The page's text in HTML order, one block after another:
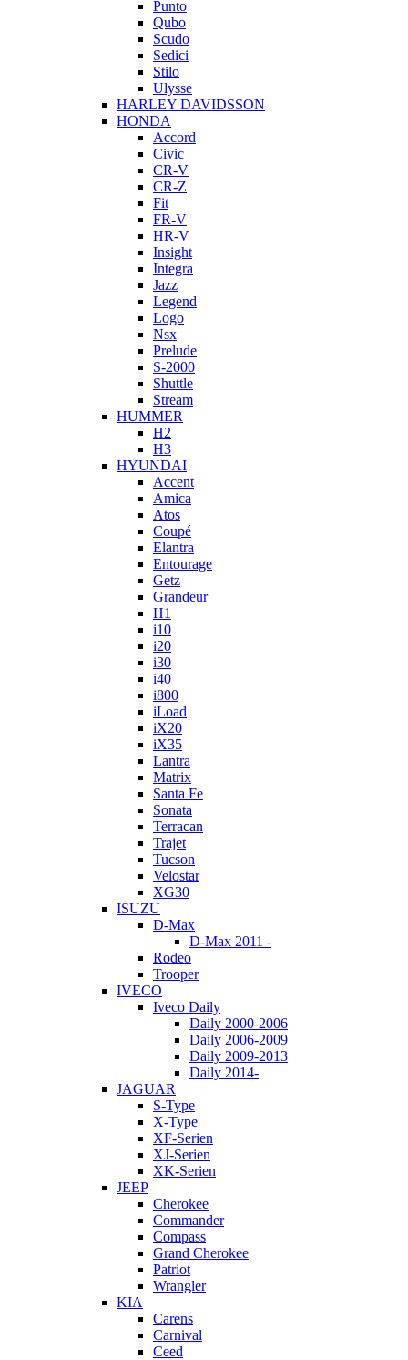
Punto
Qubo
Scudo
Sedici
Stilo
Ulysse
HARLEY DAVIDSSON
HONDA
Accord
Civic
CR-V
CR-Z
Fit
FR-V
HR-V
Insight
Integra
Jazz
Legend
Logo
Nsx
Prelude
S-2000
Shuttle
Stream
HUMMER
H2
H3
HYUNDAI
Accent
Amica
Atos
Coupé
Elantra
Entourage
Getz
Grandeur
H1
i10
i20
i30
i40
i800
iLoad
iX20
iX35
Lantra
Matrix
Santa Fe
Sonata
Terracan
Trajet
Tucson
Velostar
XG30
ISUZU
D-Max
D-Max 2011 -
Rodeo
Trooper
IVECO
Iveco Daily
Daily 2000-2006
Daily 2006-2009
Daily 2009-2013
Daily 2014-
JAGUAR
S-Type
X-Type
XF-Serien
XJ-Serien
XK-Serien
JEEP
Cherokee
Commander
Compass
Grand Cherokee
Patriot
Wrangler
KIA
Carens
Carnival
Ceed